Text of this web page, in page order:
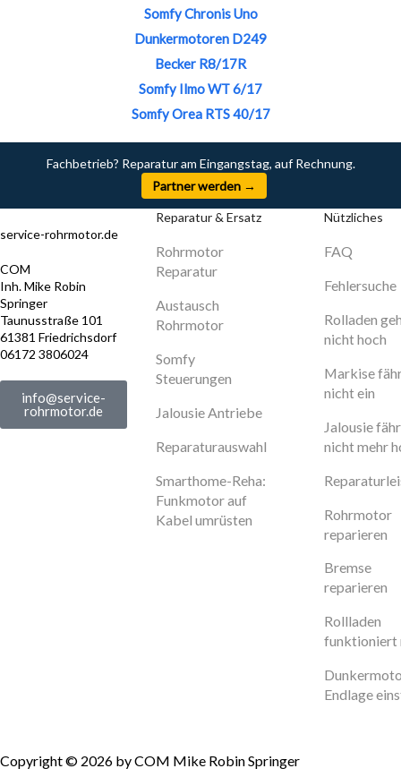
Somfy Chronis Uno
Dunkermotoren D249
Becker R8/17R
Somfy Ilmo WT 6/17
Somfy Orea RTS 40/17
Fachbetrieb? Reparatur am Eingangstag, auf Rechnung.
Partner werden →
service-rohrmotor.de
COM
Inh. Mike Robin
Springer
Taunusstraße 101
61381 Friedrichsdorf
06172 3806024
info@service-
rohrmotor.de
Reparatur & Ersatz
Rohrmotor
Reparatur
Austausch
Rohrmotor
Somfy
Steuerungen
Jalousie Antriebe
Reparaturauswahl
Smarthome-Reha:
Funkmotor auf
Kabel umrüsten
Nützliches
FAQ
Fehlersuche
Rolladen
nicht hoch
Markise
nicht ein
Jalousie
nicht mehr
Rohrmotor
reparieren
Bremse
reparieren
Rollladen
funktioniert
Endlage
Copyright © 2026 by COM Mike Robin Springer